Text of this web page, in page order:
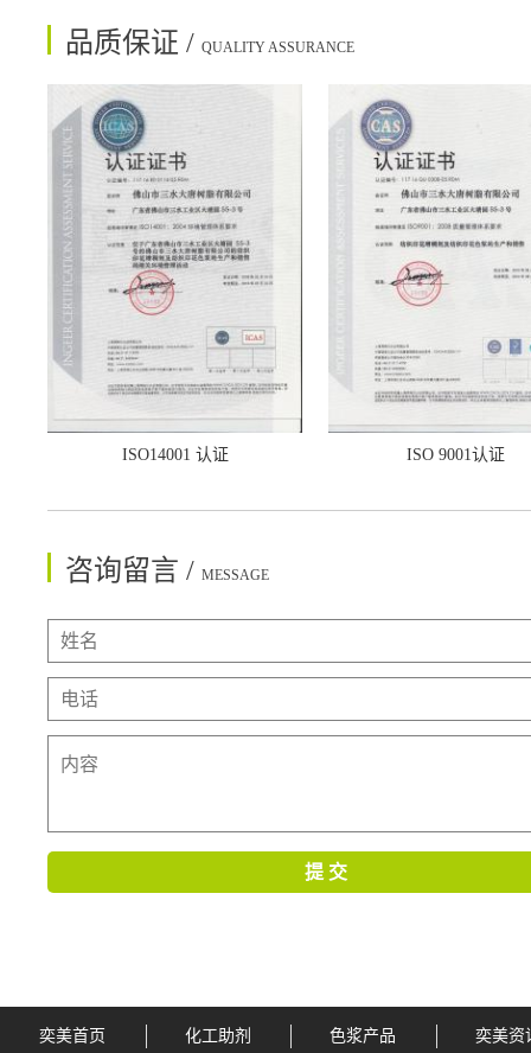
品质保证 / QUALITY ASSURANCE
ISO14001 认证 ISO 9001认证
咨询留言 / MESSAGE
奕美首页 化工助剂 色浆产品 奕美资